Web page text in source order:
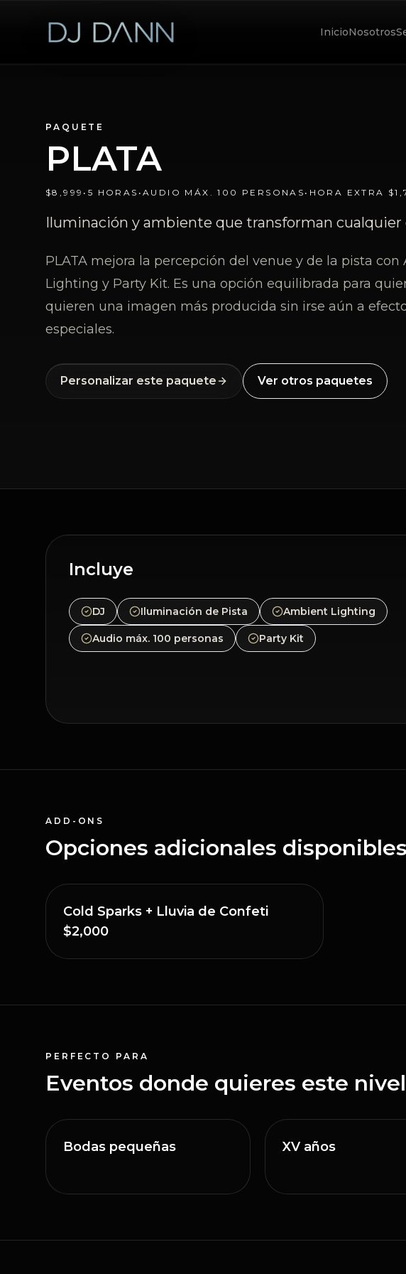
InicioNosotros
PAQUETE
PLATA
$8,999 • 5 HORAS •AUDIO MÁX. 100 PERSONAS • HORA EXTRA
Iluminación y ambiente que transforman cualquier
PLATA mejora la percepción del venue y de la pista
Lighting y Party Kit. Es una opción equilibrada para
quieren una imagen más producida sin irse aún a
especiales.
Personalizar este paquete Ver otros paquetes
Incluye
DJ Iluminación de Pista Ambient Lighting
Audio máx. 100 personas Party Kit
ADD-ONS
Opciones adicionales disponibles
Cold Sparks + Lluvia de Confeti
$2,000
PERFECTO PARA
Eventos donde quieres este
Bodas pequeñas XV años